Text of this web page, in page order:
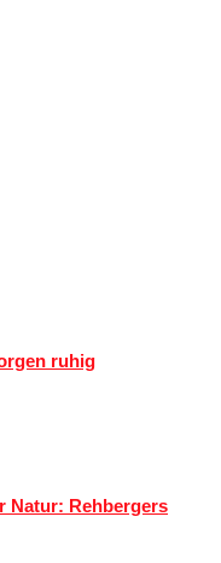
ruhig
Natur: Rehbergers